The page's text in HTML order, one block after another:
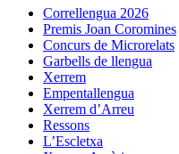
Correllengua 2026
Premis Joan Coromines
Concurs de Microrelats
Garbells de llengua
Xerrem
Empentallengua
Xerrem d’Arreu
Ressons
L’Escletxa